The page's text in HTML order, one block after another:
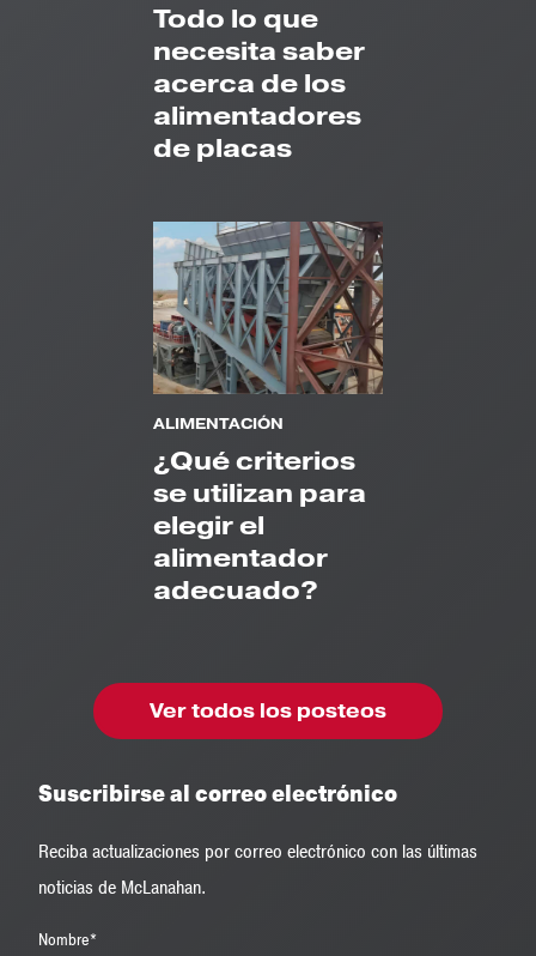
Todo lo que
necesita saber
acerca de los
alimentadores
de placas
ALIMENTACIÓN
¿Qué criterios
se utilizan para
elegir el
alimentador
adecuado?
Ver todos los posteos
Suscribirse al correo electrónico
Reciba actualizaciones por correo electrónico con las últimas
noticias de McLanahan.
Nombre*